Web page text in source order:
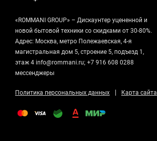
«ROMMANI GROUP» – Дискаунтер уцененной и
новой бытовой техники со скидками от 30-80%.
Адрес: Москва, метро Полежаевская, 4-я
магистральная дом 5, строение 5, подъезд 1,
этаж 4 info@rommani.ru; +7 916 608 0288
мессенджеры
Политика персональных данных | Карта сайта